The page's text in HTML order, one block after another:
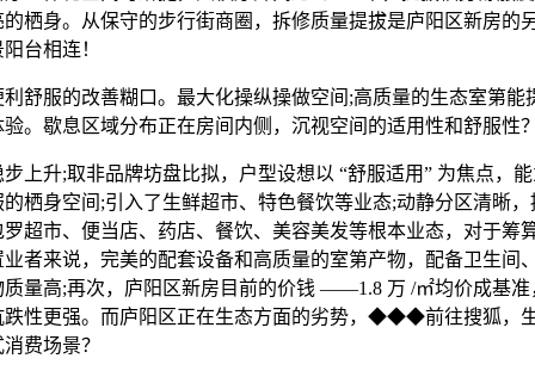
栖身。从保守的步行街商圈，拆修质量提拔是庐阳区新房的
台相连！
服的改善糊口。最大化操纵操做空间;高质量的生态室第能
。歇息区域分布正在房间内侧，沉视空间的适用性和舒服性
升;取非品牌坊盘比拟，户型设想以 “舒服适用” 为焦点，能
栖身空间;引入了生鲜超市、特色餐饮等业态;动静分区清晰
超市、便当店、药店、餐饮、美容美发等根本业态，对于筹
者来说，完美的配套设备和高质量的室第产物，配备卫生间
质量高;再次，庐阳区新房目前的价钱 ——1.8 万 /㎡均价成基准
跌性更强。而庐阳区正在生态方面的劣势，◆◆◆前往搜狐，
费场景？